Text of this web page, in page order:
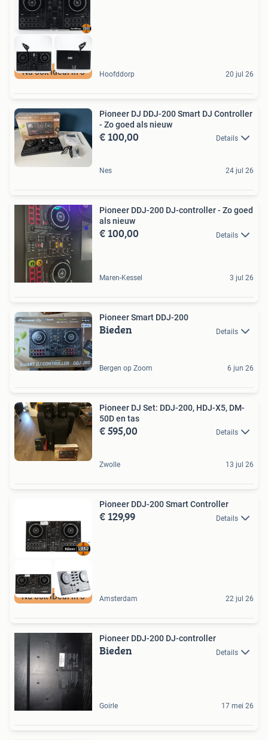
Nu ook ideal in 3 Hoofddorp 20 jul 26
Pioneer DJ DDJ-200 Smart DJ Controller
- Zo goed als nieuw
€ 100,00 Details
Nes 24 jul 26
Pioneer DDJ-200 DJ-controller - Zo goed
als nieuw
€ 100,00 Details
Maren-Kessel 3 jul 26
Pioneer Smart DDJ-200
Bieden Details
Bergen op Zoom 6 jun 26
Pioneer DJ Set: DDJ-200, HDJ-X5, DM-
50D en tas
€ 595,00 Details
Zwolle 13 jul 26
Nu ook iDeal in 3
Pioneer DDJ-200 Smart Controller
€ 129,99 Details
Amsterdam 22 jul 26
Pioneer DDJ-200 DJ-controller
Bieden Details
Goirle 17 mei 26